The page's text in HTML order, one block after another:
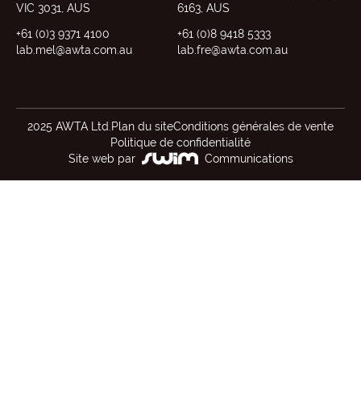
VIC 3031, AUS
+61 (0)3 9371 4100
lab.mel@awta.com.au
6163, AUS
+61 (0)8 9418 5333
lab.fre@awta.com.au
2025 AWTA Ltd. Plan du siteConditions générales de vente
Politique de confidentialité
Site web par
Communications